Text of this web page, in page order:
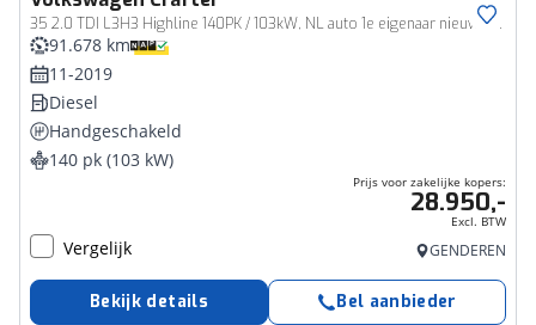
35 2.0 TDI L3H3 Highline 140PK / 103kW, NL auto 1e eigenaar nieuw door ons geleverd en onderhouden, Full LED, navigatie, 3 zits, park assist, achteruitrijcamera, multifunctioneel stuurwiel, airco, voorruit verwarming, vloer, zijwand bekleding
Bedrijfswagen
91.678 km
11-2019
Diesel
Handgeschakeld
140 pk (103 kW)
Prijs voor zakelijke kopers:
28.950,-
Excl. BTW
Vergelijk GENDEREN
Bekijk details Bel aanbieder